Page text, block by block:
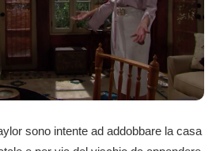
sono intente ad addobbare la casa